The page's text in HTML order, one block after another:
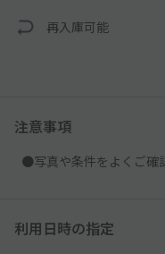
再入庫可能
注意事項
●写真や条件をよくご確
利用日時の指定